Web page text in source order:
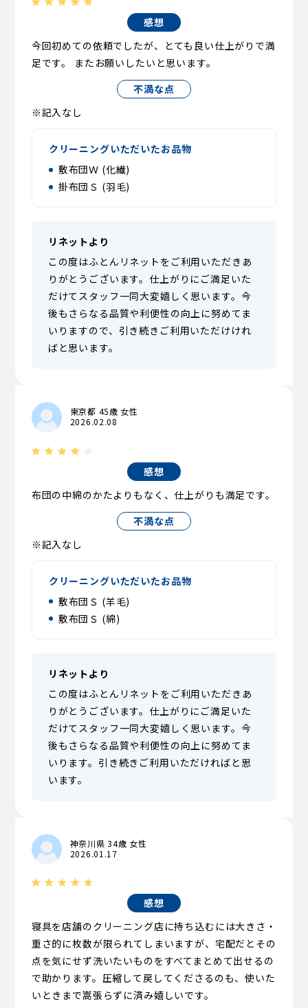
感想
今回初めての依頼でしたが、とても良い仕上がりで満
足です。 またお願いしたいと思います。
不満な点
※記入なし
クリーニングいただいたお品物
敷布団Ｗ (化繊)
掛布団Ｓ (羽毛)
リネットより
この度はふとんリネットをご利用いただきあ
りがとうございます。仕上がりにご満足いた
だけてスタッフ一同大変嬉しく思います。今
後もさらなる品質や利便性の向上に努めてま
いりますので、引き続きご利用いただけけれ
ばと思います。
東京都 45歳 女性
2026.02.08
感想
布団の中綿のかたよりもなく、仕上がりも満足です。
不満な点
※記入なし
クリーニングいただいたお品物
敷布団Ｓ (羊毛)
敷布団Ｓ (綿)
リネットより
この度はふとんリネットをご利用いただきあ
りがとうございます。仕上がりにご満足いた
だけてスタッフ一同大変嬉しく思います。今
後もさらなる品質や利便性の向上に努めてま
いります。引き続きご利用いただければと思
います。
神奈川県 34歳 女性
2026.01.17
感想
寝具を店舗のクリーニング店に持ち込むには大きさ・
重さ的に枚数が限られてしまいますが、宅配だとその
点を気にせず洗いたいものをすべてまとめて出せるの
で助かります。圧縮して戻してくださるのも、使いた
いときまで嵩張らずに済み嬉しいです。